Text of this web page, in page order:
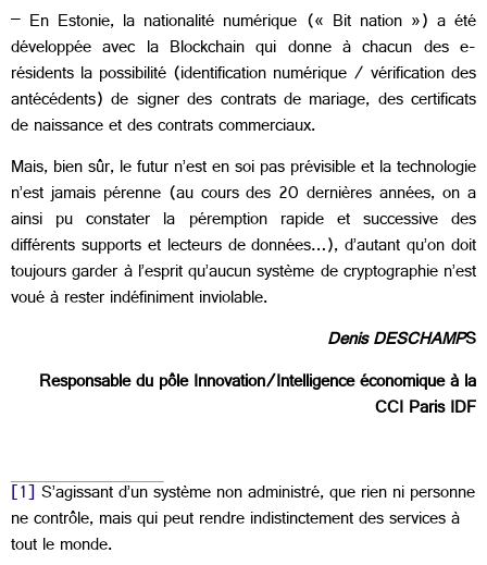
– En Estonie, la nationalité numérique (« Bit nation ») a été
développée avec la Blockchain qui donne à chacun des e-
résidents la possibilité (identification numérique / vérification des
antécédents) de signer des contrats de mariage, des certificats
de naissance et des contrats commerciaux.
Mais, bien sûr, le futur n’est en soi pas prévisible et la technologie
n’est jamais pérenne (au cours des 20 dernières années, on a
ainsi pu constater la péremption rapide et successive des
différents supports et lecteurs de données…), d’autant qu’on doit
toujours garder à l’esprit qu’aucun système de cryptographie n’est
voué à rester indéfiniment inviolable.
Denis DESCHAMPS
Responsable du pôle Innovation/Intelligence économique à la
CCI Paris IDF
[1]S’agissant d’un système non administré, que rien ni personne
ne contrôle, mais qui peut rendre indistinctement des services à
tout le monde.